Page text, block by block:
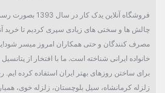
جنس الکترود منفی
شکل الکترود منفی
فروشگاه آنلاین یدک
چالش ها و سختی های زیادی سپری کردیم تا خرید
مصرف کنندگان و حتی همکاران امروز میسر
خانواده ایرانی شناخته است. ما با افتخار از
برای ساختن روزهای بهتر ایران استفاده کرده ایم.
زلزله کرمانشاه، سیل بلوچستان، زلزله خوی،